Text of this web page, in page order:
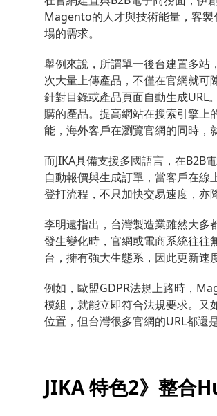
Magento的人才與技術能量，客製
場的需求。
舉例來說，所謂單一後台建置多站
次大量上傳產品，不僅在官網就可
針對目錄或產品頁面自動生成URL
購的產品。提高網站在搜索引擎
能，海外客戶在瀏覽官網的同時，
而JIKA具備支援多國語言，在B2B
自動報價與生成訂單，當客戶在
登打流程，不只加快交易速度，亦
李明遠指出，台灣製造業雖然大多
發生變化時，官網或電商系統往
台，擁有強大生態系，因此更新速
例如，歐盟GDPR法規上路時，
模組，就能立即符合法規要求。又
位置，但台灣很多官網的URL都還
JIKA 特色2》整合